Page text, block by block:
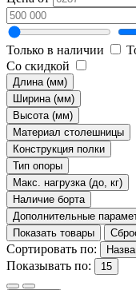
Только в наличии
Со скидкой
Длина (мм)
Ширина (мм)
Высота (мм)
Материал столешницы
Конструкция полки
Тип опоры
Макс. нагрузка (до, кг)
Наличие борта
Дополнительные
Показать товары
Сортировать по:
Показывать по: 15